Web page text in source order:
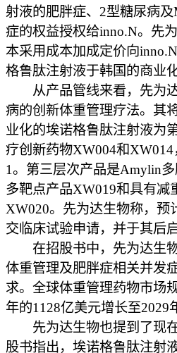
射液的肥胖症、2型糖尿病
症的权益授权给inno.N。先
本采用成本加成定价向
格鲁肽注射液于韩国的商业
从产品管线来看，先为达
病的创新体重管理疗法。其
业化的埃诺格鲁肽注射液为
疗创新药物XW004和
1。第三层次产品是Amylin
多靶点产品XW019和具有减
XW020。先为达生物称，预
交临床试验申请，并于其后
在招股书中，先为达生物
体重管理及肥胖症相关并发
求。全球体重管理药物市场
年的1128亿美元增长至2029
先为达生物也提到了现在
股书指出，埃诺格鲁肽注射